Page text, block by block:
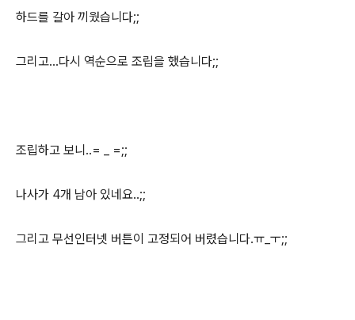
하드를 갈아 끼웠습니다;;
그리고...다시 역순으로 조립을 했습니다;;
조립하고 보니..= _ =;;
나사가 4개 남아 있네요..;;
그리고 무선인터넷 버튼이 고정되어 버렸습니다.ㅠ_ㅜ;;